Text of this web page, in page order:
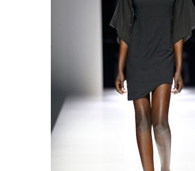
MAISON
AUTO
LIEUX
BEAUTÉ
MODE DE RUE